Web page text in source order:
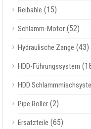
Reibahle (15)
Schlamm-Motor (52)
Hydraulische Zange (43)
HDD-Führungssystem
HDD
Pipe Roller (2)
Ersatzteile (65)